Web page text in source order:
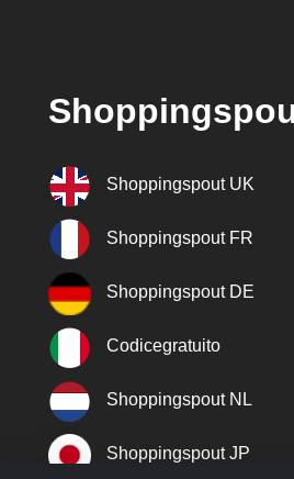
Shoppingspout UK
Shoppingspout FR
Shoppingspout DE
Codicegratuito
Shoppingspout NL
Shoppingspout JP